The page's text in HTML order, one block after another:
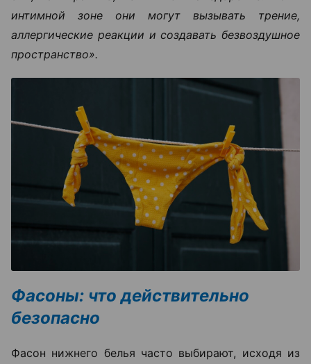
интимной зоне они могут вызывать трение,
аллергические реакции и создавать безвоздушное
пространство».
Фасоны: что действительно
безопасно
Фасон нижнего белья часто выбирают, исходя из